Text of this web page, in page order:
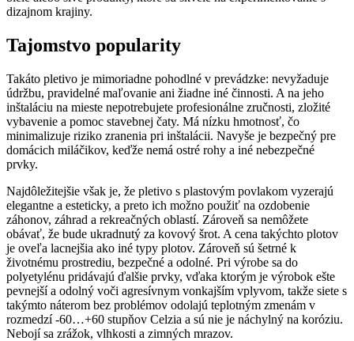
dizajnom krajiny.
Tajomstvo popularity
Takáto pletivo je mimoriadne pohodlné v prevádzke: nevyžaduje
údržbu, pravidelné maľovanie ani žiadne iné činnosti. A na jeho
inštaláciu na mieste nepotrebujete profesionálne zručnosti, zložité
vybavenie a pomoc stavebnej čaty. Má nízku hmotnosť, čo
minimalizuje riziko zranenia pri inštalácii. Navyše je bezpečný pre
domácich miláčikov, keďže nemá ostré rohy a iné nebezpečné
prvky.
Najdôležitejšie však je, že pletivo s plastovým povlakom vyzerajú
elegantne a esteticky, a preto ich možno použiť na ozdobenie
záhonov, záhrad a rekreačných oblastí. Zároveň sa nemôžete
obávať, že bude ukradnutý za kovový šrot. A cena takýchto plotov
je oveľa lacnejšia ako iné typy plotov. Zároveň sú šetrné k
životnému prostrediu, bezpečné a odolné. Pri výrobe sa do
polyetylénu pridávajú ďalšie prvky, vďaka ktorým je výrobok ešte
pevnejší a odolný voči agresívnym vonkajším vplyvom, takže siete s
takýmto náterom bez problémov odolajú teplotným zmenám v
rozmedzí -60…+60 stupňov Celzia a sú nie je náchylný na koróziu.
Nebojí sa zrážok, vlhkosti a zimných mrazov.